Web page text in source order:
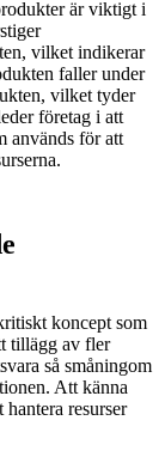
är viktigt i
vilket indikerar
faller under
vilket tyder
företag i att
används för att
koncept som
tillägg av fler
så småningom
Att känna
resurser